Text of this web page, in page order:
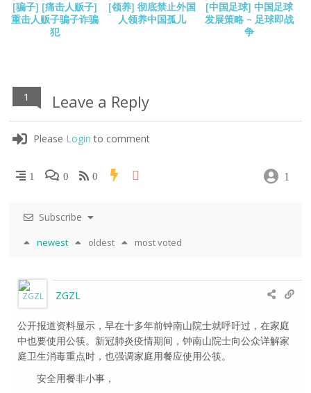
[骗子] [痛击人贩子]
重击人贩子骗子诈骗
犯
[领养] 彻底禁止外国
人领养中国孤儿
[中国足球] 中国足球
发展策略 – 足球即战
争
1 Leave a Reply
Please Login to comment
1 0 0 1
Subscribe
newest oldest most voted
ZGZL
公开报道资料显示，早在十多年前钟南山院士就呼吁过，在家庭
中也要使用公筷。新冠肺炎疫情期间，钟南山院士向公众详解家
庭卫生消毒重点时，也强调家庭用餐应使用公筷。
安全用餐非小事，